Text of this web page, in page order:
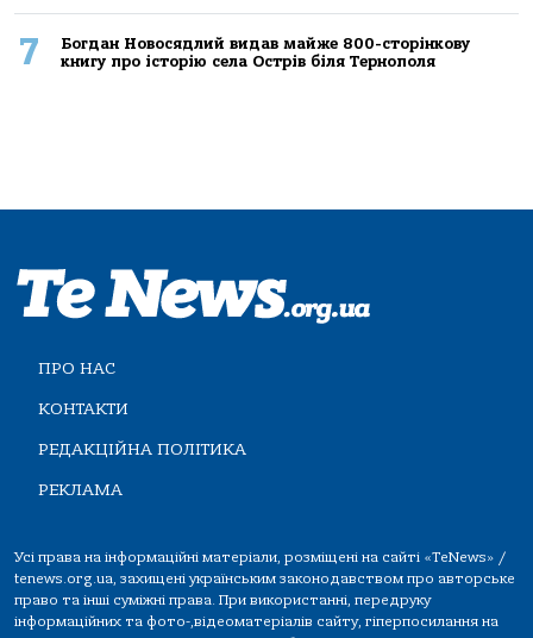
7
Богдан Новосядлий видав майже 800-сторінкову
книгу про історію села Острів біля Тернополя
ПРО НАС
КОНТАКТИ
РЕДАКЦІЙНА ПОЛІТИКА
РЕКЛАМА
Усі права на інформаційні матеріали, розміщені на сайті «TeNews» /
tenews.org.ua, захищені українським законодавством про авторське
право та інші суміжні права. При використанні, передруку
інформаційних та фото-,відеоматеріалів сайту, гіперпосилання на